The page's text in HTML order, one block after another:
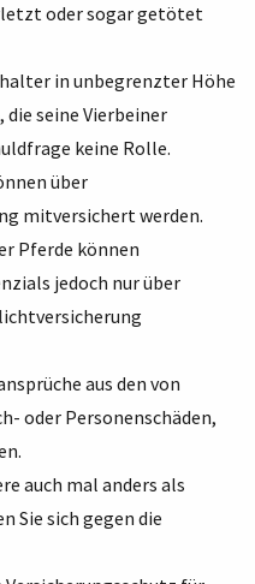
oder sogar getötet
in unbegrenzter Höhe
die seine Vierbeiner
keine Rolle.
über
mitversichert werden.
Pferde können
jedoch nur über
aus den von
oder Personenschäden,
auch mal anders als
Sie sich gegen die